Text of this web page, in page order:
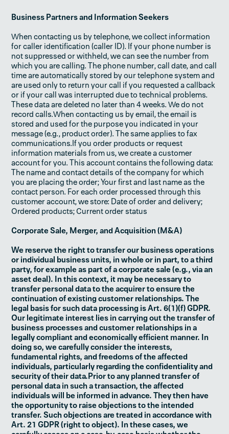
Business Partners and Information Seekers
When contacting us by telephone, we collect information
for caller identification (caller ID). If your phone number is
not suppressed or withheld, we can see the number from
which you are calling. The phone number, call date, and call
time are automatically stored by our telephone system and
are used only to return your call if you requested a callback
or if your call was interrupted due to technical problems.
These data are deleted no later than 4 weeks. We do not
record calls.When contacting us by email, the email is
stored and used for the purpose you indicated in your
message (e.g., product order). The same applies to fax
communications.If you order products or request
information materials from us, we create a customer
account for you. This account contains the following data:
The name and contact details of the company for which
you are placing the order; Your first and last name as the
contact person. For each order processed through this
customer account, we store: Date of order and delivery;
Ordered products; Current order status
Corporate Sale, Merger, and Acquisition (M&A)
We reserve the right to transfer our business operations
or individual business units, in whole or in part, to a third
party, for example as part of a corporate sale (e.g., via an
asset deal). In this context, it may be necessary to
transfer personal data to the acquirer to ensure the
continuation of existing customer relationships. The
legal basis for such data processing is Art. 6(1)(f) GDPR.
Our legitimate interest lies in carrying out the transfer of
business processes and customer relationships in a
legally compliant and economically efficient manner. In
doing so, we carefully consider the interests,
fundamental rights, and freedoms of the affected
individuals, particularly regarding the confidentiality and
security of their data.Prior to any planned transfer of
personal data in such a transaction, the affected
individuals will be informed in advance. They then have
the opportunity to raise objections to the intended
transfer. Such objections are treated in accordance with
Art. 21 GDPR (right to object). In these cases, we